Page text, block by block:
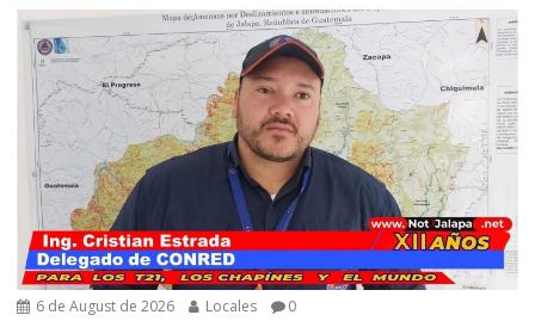
6 de August de 2026 Locales 0